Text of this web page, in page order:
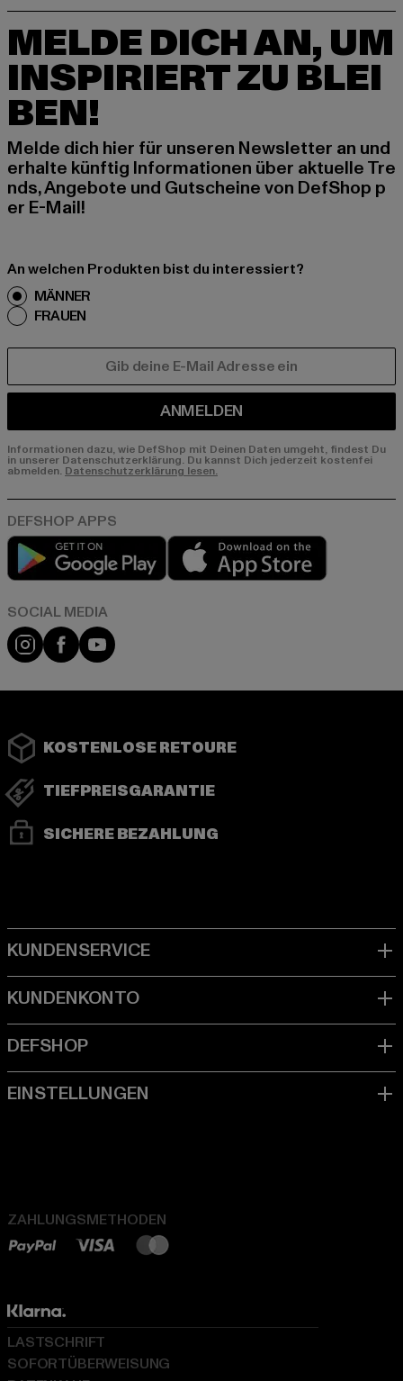
MELDE DICH AN, UM
INSPIRIERT ZU BLEI
BEN!
Melde dich hier für unseren Newsletter an und
erhalte künftig Informationen über aktuelle Tre
nds, Angebote und Gutscheine von DefShop p
er E-Mail!
An welchen Produkten bist du interessiert?
MÄNNER
FRAUEN
ANMELDEN
Informationen dazu, wie DefShop mit Deinen Daten umgeht, findest Du
in unserer Datenschutzerklärung. Du kannst Dich jederzeit kostenfei
abmelden. Datenschutzerklärung lesen.
Play market
Instagram
FacebookYouTube
KOSTENLOSE RETOURE
TIEFPREISGARANTIE
SICHERE BEZAHLUNG
ZAHLUNGSMETHODEN
LASTSCHRIFT
SOFORTÜBERWEISUNG